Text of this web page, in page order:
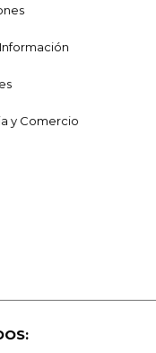
y Comercio